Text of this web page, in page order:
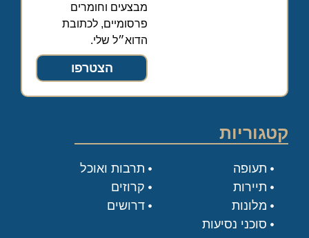
מבצעים וחומרים
פרסומיים, לכתובת
הדוא״ל שלי.
הצטרפו
קטגוריות
תעופה
תיירות
מלונות
סוכני נסיעות
תרבות ואוכל
קרוזים
דרושים